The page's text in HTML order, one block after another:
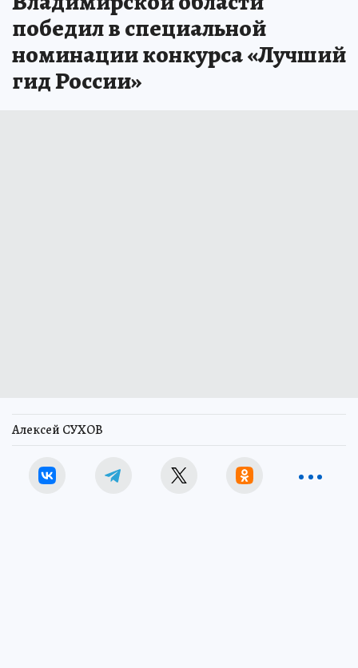
победил в специальной
номинации конкурса «Лучший
гид России»
Алексей СУХОВ